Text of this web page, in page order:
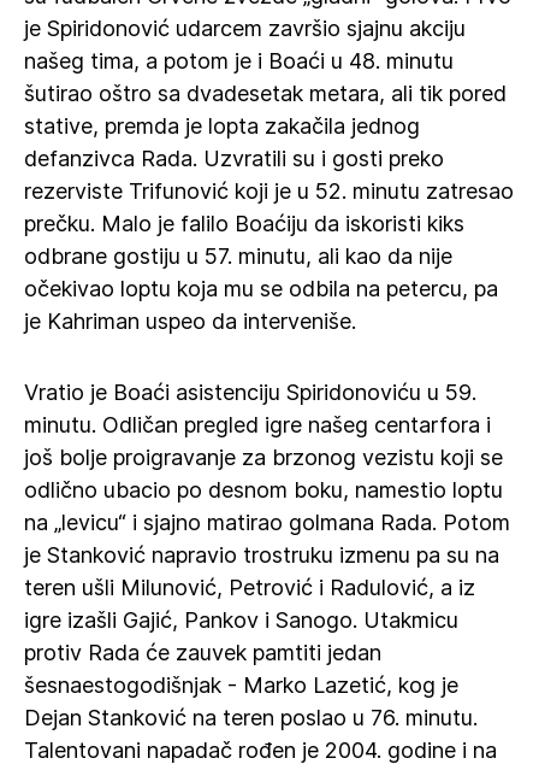
je Spiridonović udarcem završio sjajnu akciju
našeg tima, a potom je i Boaći u 48. minutu
šutirao oštro sa dvadesetak metara, ali tik pored
stative, premda je lopta zakačila jednog
defanzivca Rada. Uzvratili su i gosti preko
rezerviste Trifunović koji je u 52. minutu zatresao
prečku. Malo je falilo Boaćiju da iskoristi kiks
odbrane gostiju u 57. minutu, ali kao da nije
očekivao loptu koja mu se odbila na petercu, pa
je Kahriman uspeo da interveniše.
Vratio je Boaći asistenciju Spiridonoviću u 59.
minutu. Odličan pregled igre našeg centarfora i
još bolje proigravanje za brzonog vezistu koji se
odlično ubacio po desnom boku, namestio loptu
na „levicu“ i sjajno matirao golmana Rada. Potom
je Stanković napravio trostruku izmenu pa su na
teren ušli Milunović, Petrović i Radulović, a iz
igre izašli Gajić, Pankov i Sanogo. Utakmicu
protiv Rada će zauvek pamtiti jedan
šesnaestogodišnjak - Marko Lazetić, kog je
Dejan Stanković na teren poslao u 76. minutu.
Talentovani napadač rođen je 2004. godine i na